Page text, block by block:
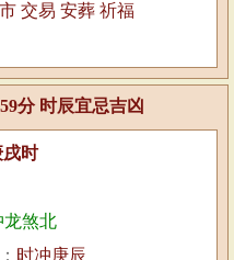
交易 安葬 祈福
分 时辰宜忌吉凶
时
龙煞北
时冲庚辰